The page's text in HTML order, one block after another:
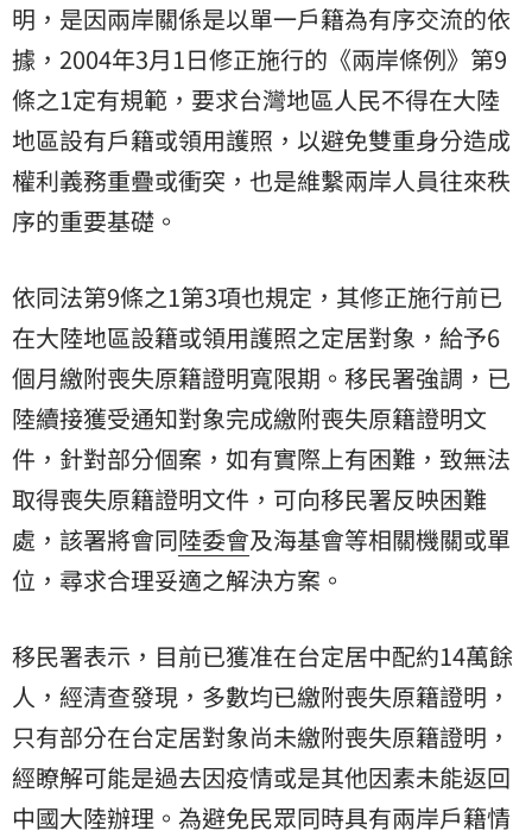
明，是因兩岸關係是以單一戶籍為有序交流的依
據，2004年3月1日修正施行的《兩岸條例》第9
條之1定有規範，要求台灣地區人民不得在大陸
地區設有戶籍或領用護照，以避免雙重身分造成
權利義務重疊或衝突，也是維繫兩岸人員往來秩
序的重要基礎。
依同法第9條之1第3項也規定，其修正施行前已
在大陸地區設籍或領用護照之定居對象，給予6
個月繳附喪失原籍證明寬限期。移民署強調，已
陸續接獲受通知對象完成繳附喪失原籍證明文
件，針對部分個案，如有實際上有困難，致無法
取得喪失原籍證明文件，可向移民署反映困難
處，該署將會同陸委會及海基會等相關機關或單
位，尋求合理妥適之解決方案。
移民署表示，目前已獲准在台定居中配約14萬餘
人，經清查發現，多數均已繳附喪失原籍證明，
只有部分在台定居對象尚未繳附喪失原籍證明，
經瞭解可能是過去因疫情或是其他因素未能返回
中國大陸辦理。為避免民眾同時具有兩岸戶籍情